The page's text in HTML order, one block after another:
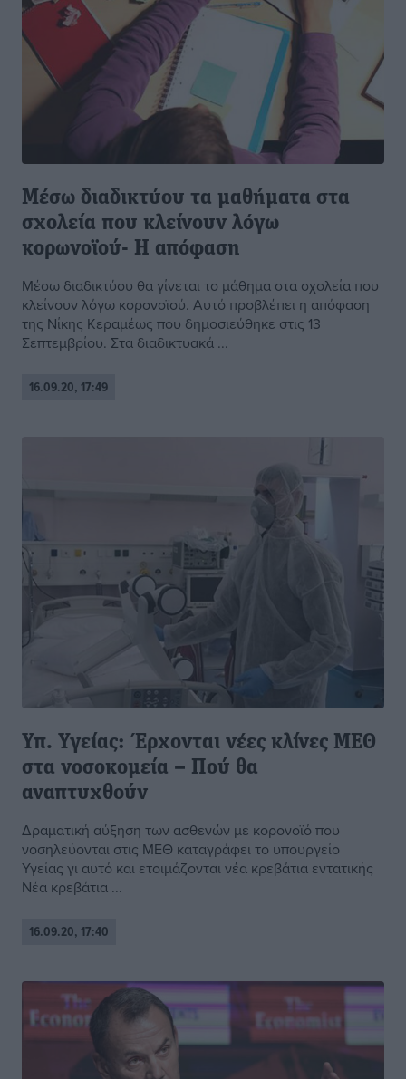
Μέσω διαδικτύου τα μαθήματα στα
σχολεία που κλείνουν λόγω
κορωνοϊού- Η απόφαση
Μέσω διαδικτύου θα γίνεται το μάθημα στα σχολεία που
κλείνουν λόγω κορονοϊού. Αυτό προβλέπει η απόφαση
της Νίκης Κεραμέως που δημοσιεύθηκε στις 13
Σεπτεμβρίου. Στα διαδικτυακά ...
16.09.20, 17:49
Υπ. Υγείας: Έρχονται νέες κλίνες ΜΕΘ
στα νοσοκομεία – Πού θα
αναπτυχθούν
Δραματική αύξηση των ασθενών με κορονοϊό που
νοσηλεύονται στις ΜΕΘ καταγράφει το υπουργείο
Υγείας γι αυτό και ετοιμάζονται νέα κρεβάτια εντατικής
Νέα κρεβάτια ...
16.09.20, 17:40